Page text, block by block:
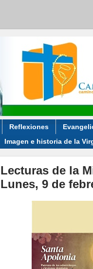
Reflexiones
Imagen e historia de la
Lecturas de la
Lunes, 9 de